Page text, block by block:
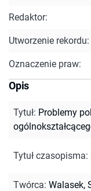
Redaktor:
Utworzenie rekordu:
Oznaczenie praw:
Opis
Tytuł: Problemy
Tytuł czasopisma:
Twórca: Walasek,